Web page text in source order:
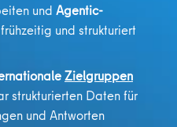
und Agentic-
frühzeitig und strukturiert
Zielgruppen
strukturierten Daten für
und Antworten